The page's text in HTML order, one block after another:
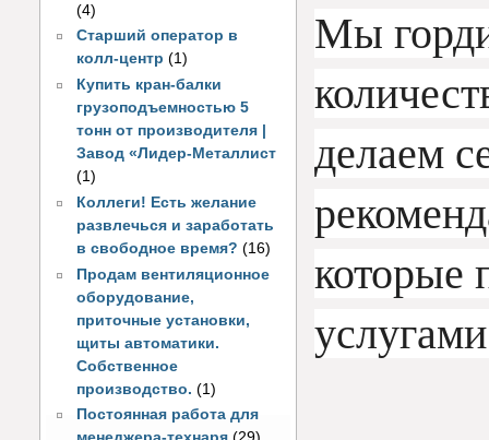
(4)
Старший оператор в
колл-центр (1)
Купить кран-балки
грузоподъемностью 5
тонн от производителя |
Завод «Лидер-Металлист
(1)
Коллеги! Есть желание
развлечься и заработать
в свободное время? (16)
Продам вентиляционное
оборудование,
приточные установки,
щиты автоматики.
Собственное
производство. (1)
Постоянная работа для
Мы
делаем
которые